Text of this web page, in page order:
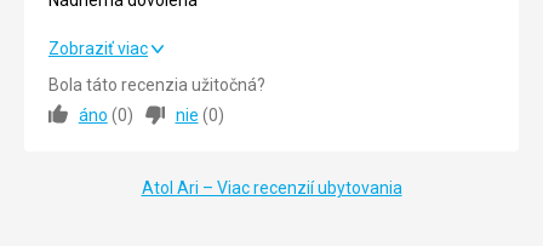
Pláž
Téměř výhradně.
Každý si najde něco pro sebe. Lahodné jídlo a velmi
Nádherná dovolená
Strava
Zobraziť viac
Bola táto recenzia užitočná?
áno (0) nie (0)
Atol Ari – Viac recenzií ubytovania